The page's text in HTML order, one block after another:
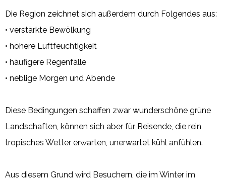
Die Region zeichnet sich außerdem durch Folgendes aus:
• verstärkte Bewölkung
• höhere Luftfeuchtigkeit
• häufigere Regenfälle
• neblige Morgen und Abende
Diese Bedingungen schaffen zwar wunderschöne grüne
Landschaften, können sich aber für Reisende, die rein
tropisches Wetter erwarten, unerwartet kühl anfühlen.
Aus diesem Grund wird Besuchern, die im Winter im